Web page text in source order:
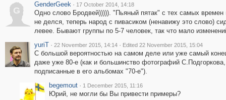
G
GenderGeek · 17 October 2014, 14:18
Одно слово Бродвей))))). "Пьяный пятак" с тех самых времен
не делся, теперь народ с пивасиком (ненавижу это слово)
левее. Бывают группы по 5-7 человек, так что мало
yuriT · 22 November 2015, 14:14 · Edited 22 November 2015, 15:04
С большой вероятностью на самом деле или уже самый
даже уже 80-е (как и большинство фотографий С.Подгоркова,
подписанные в его альбомах "70-е").
begemout · 1 December 2015, 11:16
Юрий, не могли бы Вы привести примеры?